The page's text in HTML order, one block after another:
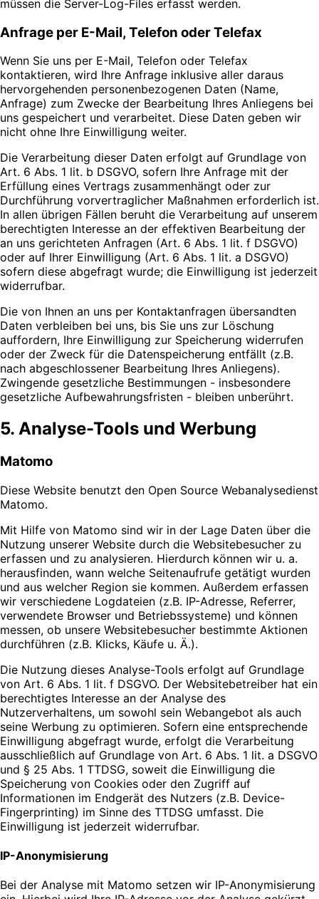
müssen die Server-Log-Files erfasst werden.
Anfrage per E-Mail, Telefon oder Telefax
Wenn Sie uns per E-Mail, Telefon oder Telefax
kontaktieren, wird Ihre Anfrage inklusive aller daraus
hervorgehenden personenbezogenen Daten (Name,
Anfrage) zum Zwecke der Bearbeitung Ihres Anliegens bei
uns gespeichert und verarbeitet. Diese Daten geben wir
nicht ohne Ihre Einwilligung weiter.
Die Verarbeitung dieser Daten erfolgt auf Grundlage von
Art. 6 Abs. 1 lit. b DSGVO, sofern Ihre Anfrage mit der
Erfüllung eines Vertrags zusammenhängt oder zur
Durchführung vorvertraglicher Maßnahmen erforderlich ist.
In allen übrigen Fällen beruht die Verarbeitung auf unserem
berechtigten Interesse an der effektiven Bearbeitung der
an uns gerichteten Anfragen (Art. 6 Abs. 1 lit. f DSGVO)
oder auf Ihrer Einwilligung (Art. 6 Abs. 1 lit. a DSGVO)
sofern diese abgefragt wurde; die Einwilligung ist jederzeit
widerrufbar.
Die von Ihnen an uns per Kontaktanfragen übersandten
Daten verbleiben bei uns, bis Sie uns zur Löschung
auffordern, Ihre Einwilligung zur Speicherung widerrufen
oder der Zweck für die Datenspeicherung entfällt (z.B.
nach abgeschlossener Bearbeitung Ihres Anliegens).
Zwingende gesetzliche Bestimmungen - insbesondere
gesetzliche Aufbewahrungsfristen - bleiben unberührt.
5. Analyse-Tools und Werbung
Matomo
Diese Website benutzt den Open Source Webanalysedienst
Matomo.
Mit Hilfe von Matomo sind wir in der Lage Daten über die
Nutzung unserer Website durch die Websitebesucher zu
erfassen und zu analysieren. Hierdurch können wir u. a.
herausfinden, wann welche Seitenaufrufe getätigt wurden
und aus welcher Region sie kommen. Außerdem erfassen
wir verschiedene Logdateien (z.B. IP-Adresse, Referrer,
verwendete Browser und Betriebssysteme) und können
messen, ob unsere Websitebesucher bestimmte Aktionen
durchführen (z.B. Klicks, Käufe u. Ä.).
Die Nutzung dieses Analyse-Tools erfolgt auf Grundlage
von Art. 6 Abs. 1 lit. f DSGVO. Der Websitebetreiber hat ein
berechtigtes Interesse an der Analyse des
Nutzerverhaltens, um sowohl sein Webangebot als auch
seine Werbung zu optimieren. Sofern eine entsprechende
Einwilligung abgefragt wurde, erfolgt die Verarbeitung
ausschließlich auf Grundlage von Art. 6 Abs. 1 lit. a DSGVO
und § 25 Abs. 1 TTDSG, soweit die Einwilligung die
Speicherung von Cookies oder den Zugriff auf
Informationen im Endgerät des Nutzers (z.B. Device-
Fingerprinting) im Sinne des TTDSG umfasst. Die
Einwilligung ist jederzeit widerrufbar.
IP-Anonymisierung
Bei der Analyse mit Matomo setzen wir IP-Anonymisierung